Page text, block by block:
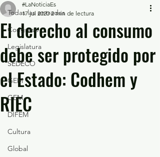
Todas las entradas
Congreso
Legislatura
SEDECO
GEM
GEM
DIFEM
Cultura
Global
El derecho al consumo
debe ser protegido por
el Estado: Codhem y
RIEC
#LaNoticiaEs
17 jul 2020 2 min de lectura